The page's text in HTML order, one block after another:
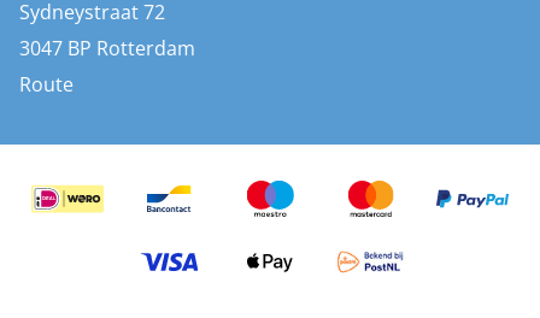
Bootkussens
Zwemtrappen
Sydneystraat 72
3047 BP Rotterdam
Route